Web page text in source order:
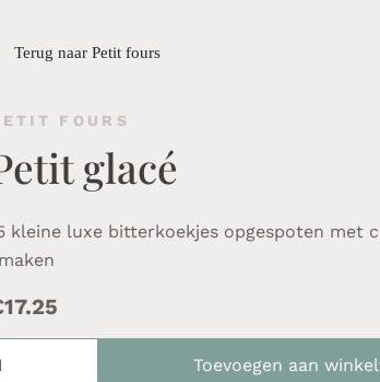
Terug naar Petit fours
FOURS
glacé
kleine luxe bitterkoekjes opgespoten met
17.25
Toevoegen aan